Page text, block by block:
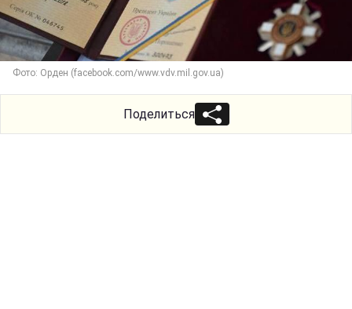
Фото: Орден (facebook.com/www.vdv.mil.gov.ua)
Поделиться